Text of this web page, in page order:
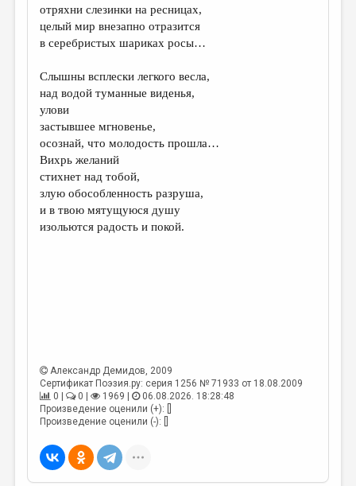
ДАЙДЖЕСТ
ПРОИЗВЕДЕНИЯ
ПЕРЕВОДЫ
КОНКУРСЫ
ДЕТСКАЯ КОМНАТА
КНИЖНАЯ ПОЛКА
ОБЗОР ЛИТЕРАТУРЫ
СТРАНИЦЫ ПАМЯТИ
ОБЪЯВЛЕНИЯ
ЭССЕИСТИКА
ЛИТЕРАТУРОВЕДЕНИЕ
ПУБЛИЦИСТИКА
отряхни слезинки на ресницах,
целый мир внезапно отразится
в серебристых шариках росы…
Слышны всплески легкого весла,
над водой туманные виденья,
улови
застывшее мгновенье,
осознай, что молодость прошла…
Вихрь желаний
стихнет над тобой,
злую обособленность разруша,
и в твою мятущуюся душу
изольются радость и покой.
Александр Демидов, 2009
Сертификат Поэзия.ру: серия 1256 № 71933 от 18.08.2009
0 |
0 | 1969 |
06.08.2026. 18:28:48
Произведение оценили (+): []
Произведение оценили (-): []